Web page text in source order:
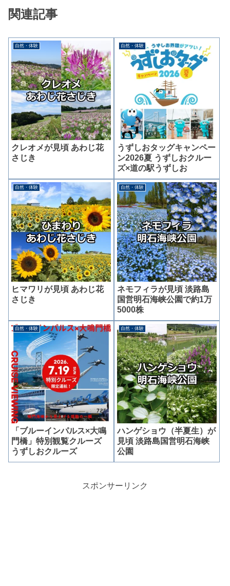
関連記事
自然・体験
クレオメが見頃 あわじ花
さじき
自然・体験
うずしおタッグキャンペー
ン2026夏 うずしおクルー
ズ×道の駅うずしお
自然・体験
ヒマワリが見頃 あわじ花
さじき
自然・体験
ネモフィラが見頃 淡路島
国営明石海峡公園で約1万
5000株
自然・体験
「ブルーインパルス×大鳴
門橋」特別観覧クルーズ
うずしおクルーズ
自然・体験
ハンゲショウ（半夏生）が
見頃 淡路島国営明石海峡
公園
スポンサーリンク